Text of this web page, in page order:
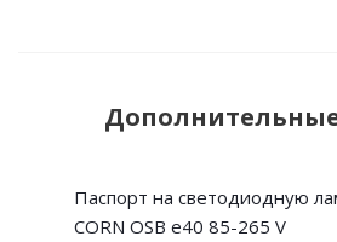
Паспорт на светодиодную
CORN OSB e40 85-265 V